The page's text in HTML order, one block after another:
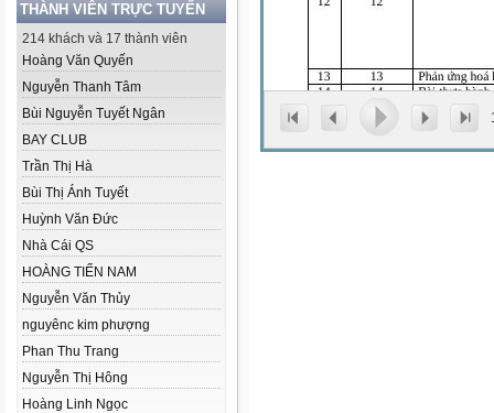
THÀNH VIÊN TRỰC TUYẾN
214 khách và 17 thành viên
Hoàng Văn Quyến
Nguyễn Thanh Tâm
Bùi Nguyễn Tuyết Ngân
BAY CLUB
Trần Thị Hà
Bùi Thị Ánh Tuyết
Huỳnh Văn Đức
Nhà Cái QS
HOÀNG TIẾN NAM
Nguyễn Văn Thủy
nguyênc kim phượng
Phan Thu Trang
Nguyễn Thị Hông
Hoàng Linh Ngọc